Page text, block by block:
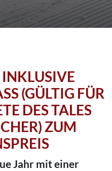
(GÜLTIG FÜR
DES TALES
ZUM
Jahr mit einer